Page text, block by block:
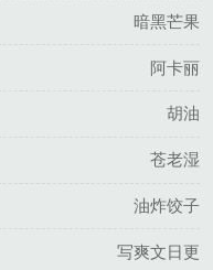
暗黑芒果
阿卡丽
胡油
苍老湿
油炸饺子
写爽文日更